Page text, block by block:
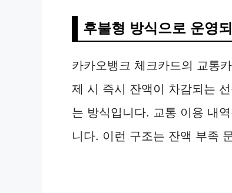
후불형 방식으로 운영
카카오뱅크 체크카드의 교통
제 시 즉시 잔액이 차감되는
는 방식입니다. 교통 이용 내
니다. 이런 구조는 잔액 부족